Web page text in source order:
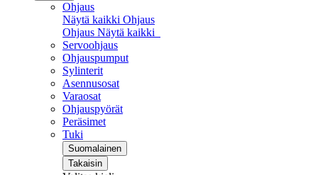
Ohjaus
Näytä kaikki Ohjaus
Ohjaus Näytä kaikki
Servoohjaus
Ohjauspumput
Sylinterit
Asennusosat
Varaosat
Ohjauspyörät
Peräsimet
Tuki
Suomalainen
Takaisin